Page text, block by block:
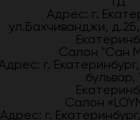
Адрес: г.
ул.Бахчиванджи,
Салон "Сан
г.
бульвар,
Салон
Адрес: г.